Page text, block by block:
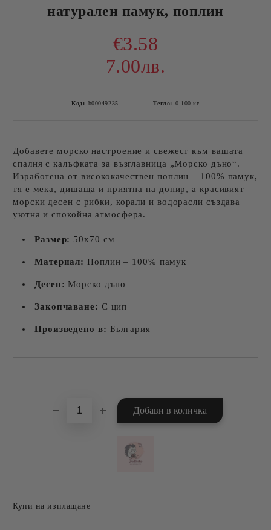
натурален памук, поплин
€3.58
7.00лв.
Код: b00049235 Тегло: 0.100 кг
Добавете морско настроение и свежест към вашата
спалня с калъфката за възглавница „Морско дъно“.
Изработена от висококачествен поплин – 100% памук,
тя е мека, дишаща и приятна на допир, а красивият
морски десен с рибки, корали и водорасли създава
уютна и спокойна атмосфера.
Размер: 50х70 см
Материал: Поплин – 100% памук
Десен: Морско дъно
Закопчаване: С цип
Произведено в: България
Купи на изплащане